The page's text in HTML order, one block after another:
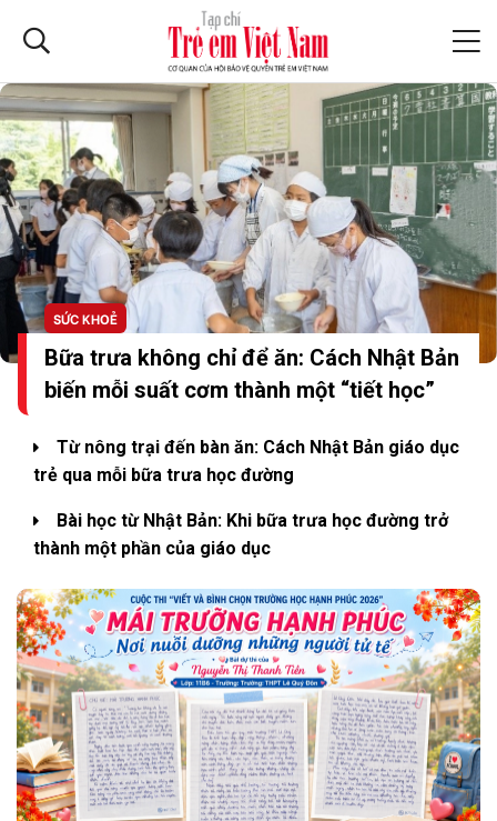
SỨC KHOẺ
Bữa trưa không chỉ để ăn: Cách Nhật Bản
biến mỗi suất cơm thành một “tiết học”
Từ nông trại đến bàn ăn: Cách Nhật Bản giáo dục
trẻ qua mỗi bữa trưa học đường
Bài học từ Nhật Bản: Khi bữa trưa học đường trở
thành một phần của giáo dục